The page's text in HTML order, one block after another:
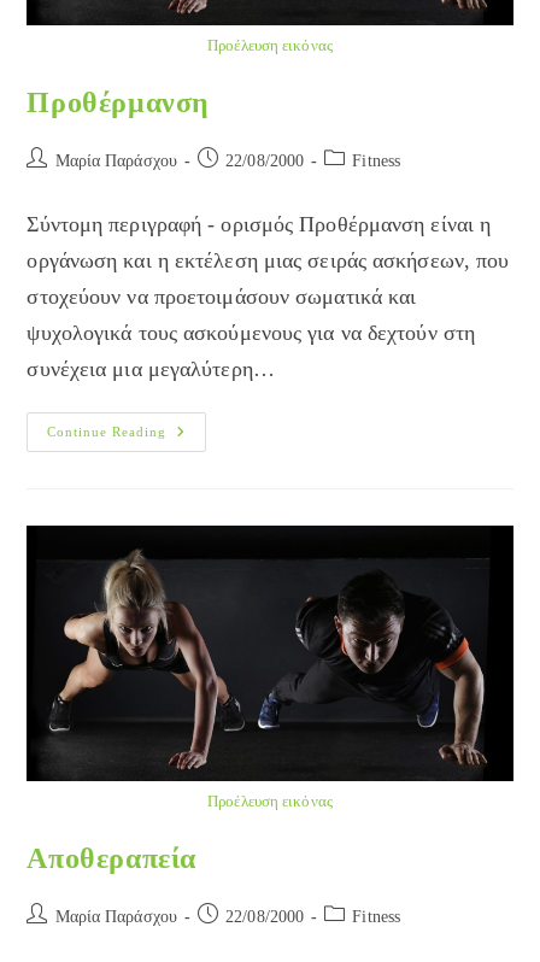
Προέλευση εικόνας
Προθέρμανση
Post Μαρία Παράσχου
Post 22/08/2000
PostFitness
Σύντομη περιγραφή - ορισμός Προθέρμανση είναι η
οργάνωση και η εκτέλεση μιας σειράς ασκήσεων, που
στοχεύουν να προετοιμάσουν σωματικά και
ψυχολογικά τους ασκούμενους για να δεχτούν στη
συνέχεια μια μεγαλύτερη…
Continue Reading Προθέρμανση
Προέλευση εικόνας
Αποθεραπεία
Post Μαρία Παράσχου
Post 22/08/2000
PostFitness